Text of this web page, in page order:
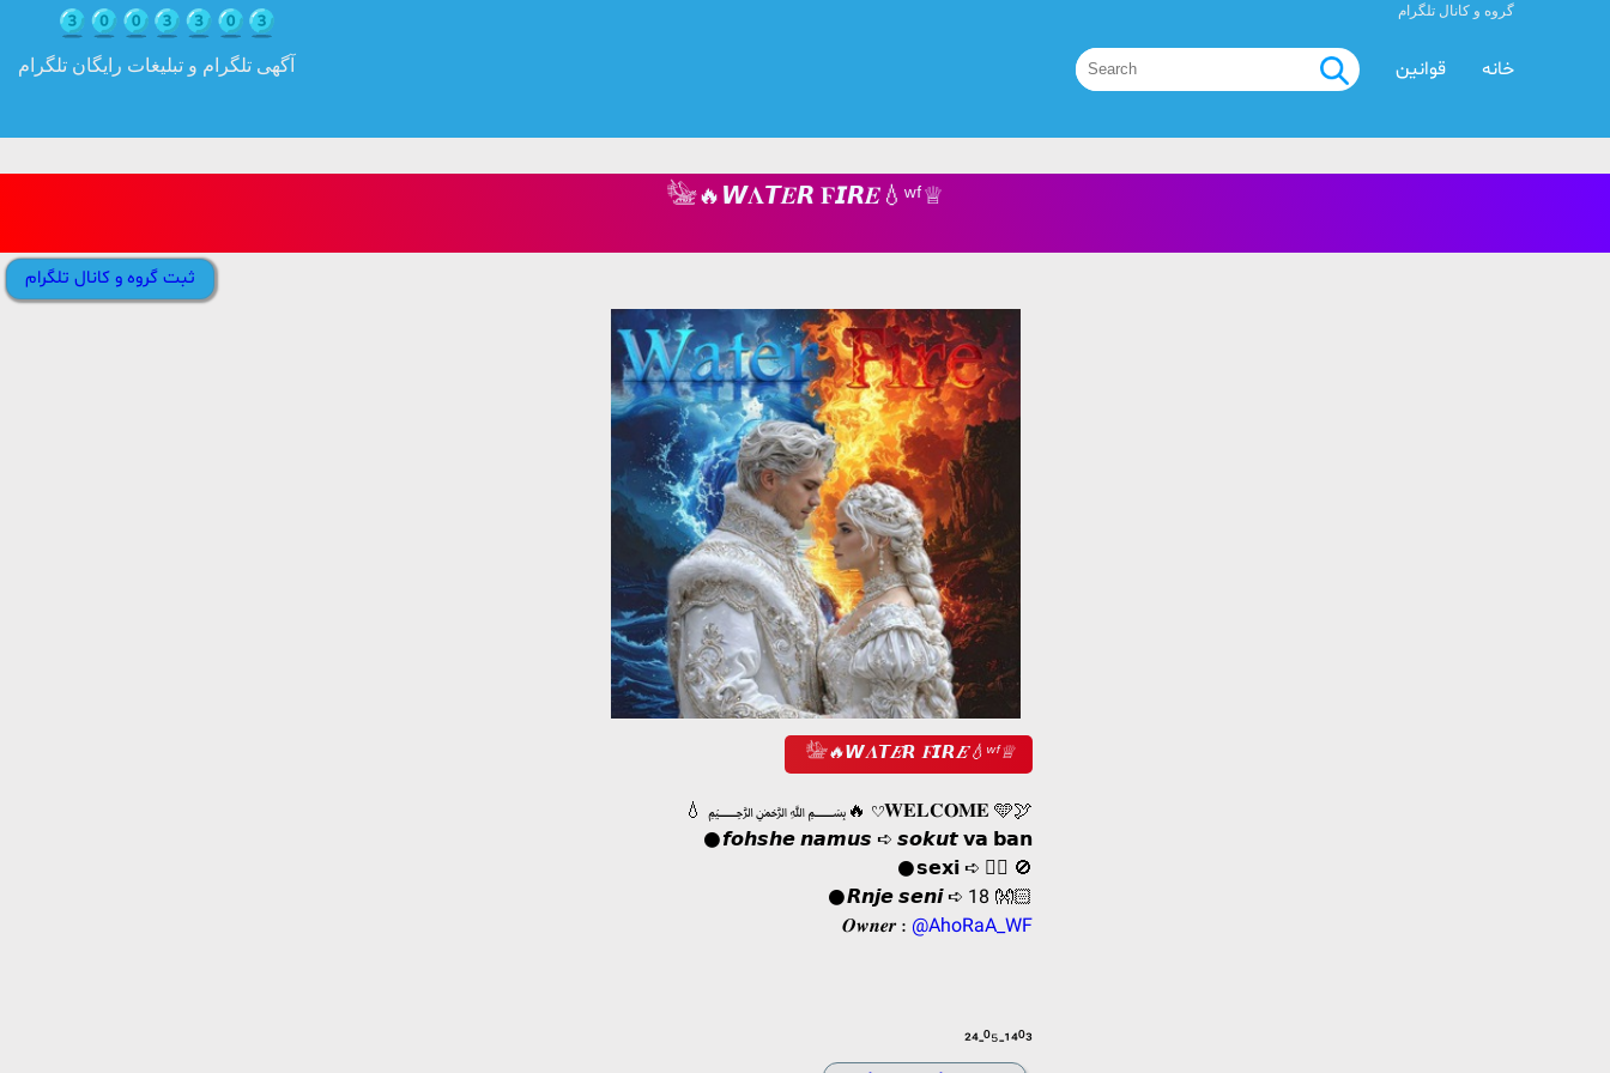
آگهی تلگرام و تبلیغات رایگان تلگرام
گروه و کانال تلگرام
قوانین خانه
𓅋🔥𝙒𝚲𝞣𝜠𝙍 𝟊𝙄𝙍𝜠💧ʷᶠ♕
ثبت گروه و کانال تلگرام
𓅋🔥𝙒𝚲𝞣𝜠𝙍 𝟊𝙄𝙍𝜠💧ʷᶠ♕
💧 ﷽🔥 𔘓𝐖𝐄𝐋𝐂𝐎𝐌𝐄 🩵🕊
𒊹︎︎︎𝙛𝙤𝙝𝙨𝙝𝙚 𝙣𝙖𝙢𝙪𝙨 ➪ 𝙨𝙤𝙠𝙪𝙩 𝘃𝗮 𝗯𝗮𝗻
𒊹︎︎︎𝘀𝗲𝘅𝗶 ➪ 👎🏻 🚫
𒊹︎︎︎𝙍𝙣𝙟𝙚 𝙨𝙚𝙣𝙞 ➪ 18 👐🏻
𝑶𝒘𝒏𝒆𝒓 : @AhoRaA_WF
²⁴-⁰⁵-¹⁴⁰³